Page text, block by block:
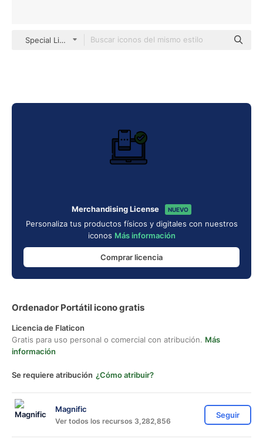
Special Lineal color
Merchandising License NUEVO
Personaliza tus productos físicos y digitales con nuestros
iconos Más información
Comprar licencia
Ordenador Portátil icono gratis
Licencia de Flaticon
Gratis para uso personal o comercial con atribución. Más
información
Se requiere atribución ¿Cómo atribuir?
Magnific
Ver todos los recursos 3,282,856
Seguir